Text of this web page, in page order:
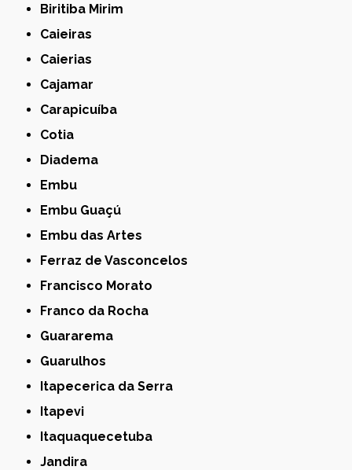
Biritiba Mirim
Caieiras
Caierias
Cajamar
Carapicuíba
Cotia
Diadema
Embu
Embu Guaçú
Embu das Artes
Ferraz de Vasconcelos
Francisco Morato
Franco da Rocha
Guararema
Guarulhos
Itapecerica da Serra
Itapevi
Itaquaquecetuba
Jandira